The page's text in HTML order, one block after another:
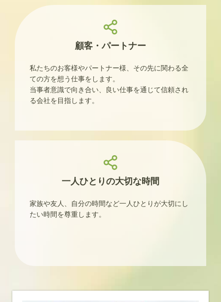
顧客・パートナー
私たちのお客様やパートナー様、その先に関わる全
ての方を想う仕事をします。
当事者意識で向き合い、良い仕事を通じて信頼され
る会社を目指します。
一人ひとりの大切な時間
家族や友人、自分の時間など一人ひとりが大切にし
たい時間を尊重します。